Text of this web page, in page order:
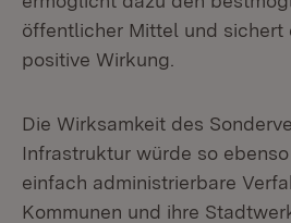
öffentlicher Mittel und sichert
positive Wirkung.
Die Wirksamkeit des
Infrastruktur würde so
einfach administrierbare
Kommunen und ihre